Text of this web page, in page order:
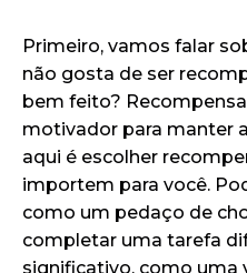
Primeiro, vamos falar
não gosta de ser
bem feito?
motivador para manter
aqui é escolher
importem para você.
como um pedaço de
completar uma tarefa
significativo, como uma